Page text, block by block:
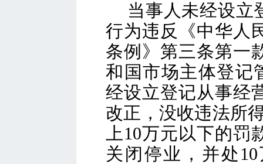
当事人 未经设立
行为违反《中华人
条例》第三条第一
和国市场主体登记
经设立登记从事经
改正，没收违法所
上10万元以下的
关闭停业，并处